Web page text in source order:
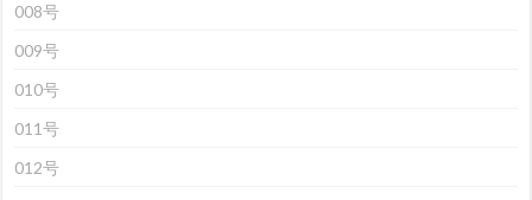
008号
009号
010号
011号
012号